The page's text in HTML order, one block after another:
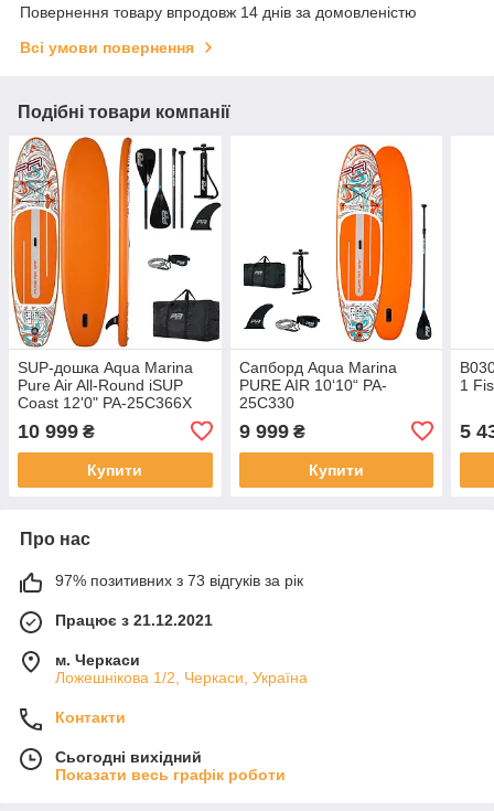
Повернення товару впродовж 14 днів за домовленістю
Всі умови повернення
Подібні товари компанії
SUP-дошка Aqua Marina
Pure Air All-Round iSUP
Coast 12'0" PA-25C366X
10 999 ₴
Купити
Сапборд Aqua Marina
PURE AIR 10‘10“ PA-
25C330
9 999₴
Купити
1
5
Про нас
97% позитивних з 73 відгуків за рік
Працює з 21.12.2021
м. Черкаси
Ложешнікова 1/2, Черкаси, Україна
Контакти
Сьогодні вихідний
Показати весь графік роботи